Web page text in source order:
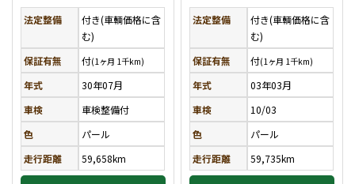
法定整備
付き(車輌価格に含
む)
保証有無
付(1ヶ月 1千km)
年式
30年07月
車検
車検整備付
色
パール
走行距離
59,658km
法定整備
付き(車輌価格に含
む)
保証有無
付(1ヶ月 1千km)
年式
03年03月
車検
10/03
色
パール
走行距離
59,735km